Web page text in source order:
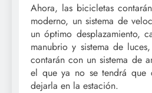
Ahora, las bicicletas
moderno, un sistema de
un óptimo desplazamiento,
manubrio y sistema de
contarán con un sistema de
el que ya no se tendrá que
dejarla en la estación.